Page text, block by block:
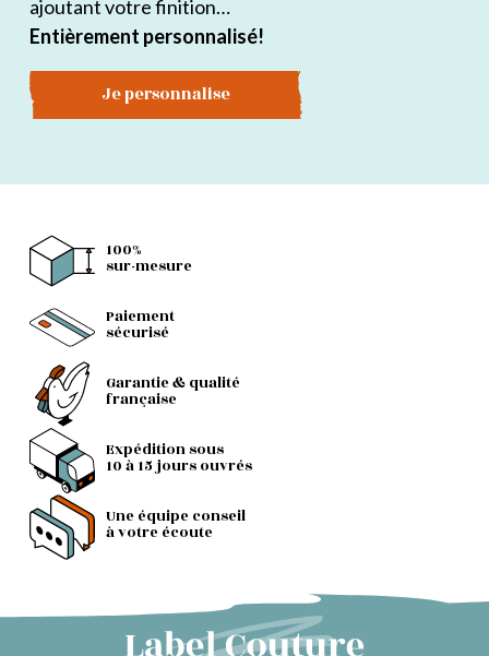
ajoutant votre finition…
Entièrement personnalisé!
Je personnalise
100%
sur-mesure
Paiement
sécurisé
Garantie & qualité
française
Expédition sous
10 à 15 jours ouvrés
Une équipe conseil
à votre écoute